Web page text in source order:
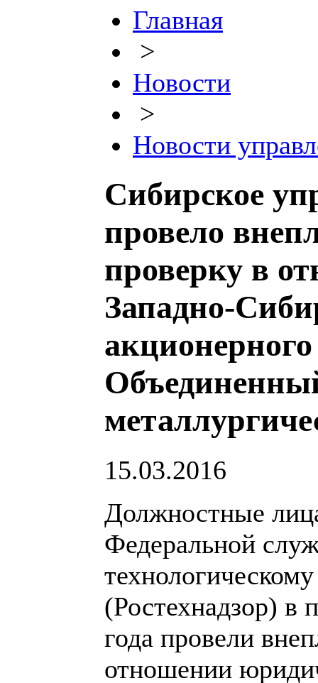
Главная
>
Новости
>
Новости
Сибирское
провело
проверку в
Западно-
15.03.2016
Должностные
Федеральной
(Ростехнадзор) в
года провели
отношении